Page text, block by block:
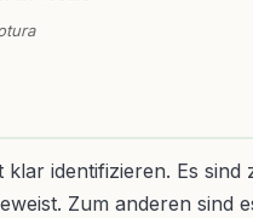
identifizieren. Es
Zum anderen